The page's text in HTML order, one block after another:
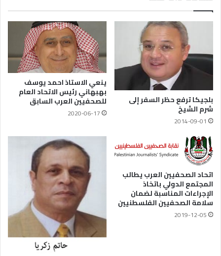
بلجيكا ترفع حظر السفر إلى
شرم الشيخ
2014-09-01
ينعي الاستاذ احمد يوسف
بهبهاني رئيس الاتحاد العام
للصحفيين العرب السابق
2020-06-17
اتحاد الصحفيين العرب يطالب
المجتمع الدولي باتخاذ
الإجراءات المناسبة لضمان
سلامة الصحفيين الفلسطنيين
2019-12-05